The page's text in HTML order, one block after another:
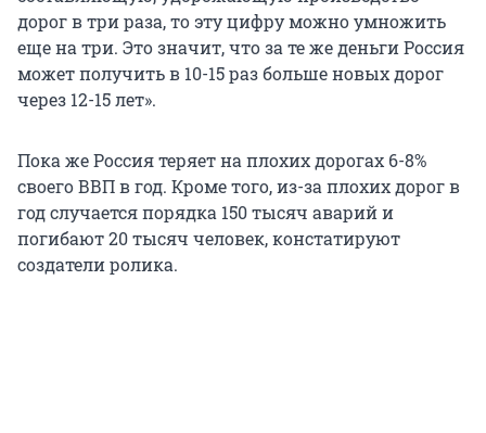
дорог в три раза, то эту цифру можно умножить
еще на три. Это значит, что за те же деньги Россия
может получить в 10-15 раз больше новых дорог
через 12-15 лет».
Пока же Россия теряет на плохих дорогах 6-8%
своего ВВП в год. Кроме того, из-за плохих дорог в
год случается порядка 150 тысяч аварий и
погибают 20 тысяч человек, констатируют
создатели ролика.